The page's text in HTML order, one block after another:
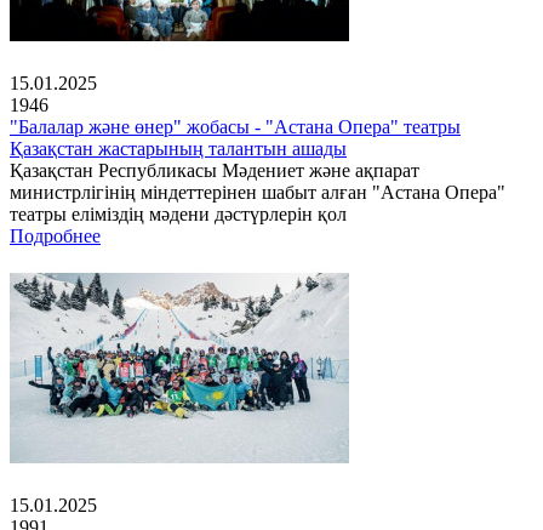
15.01.2025
1946
"Балалар және өнер" жобасы - "Астана Опера" театры
Қазақстан жастарының талантын ашады
Қазақстан Республикасы Мәдениет және ақпарат
министрлігінің міндеттерінен шабыт алған "Астана Опера"
театры еліміздің мәдени дәстүрлерін қол
Подробнее
15.01.2025